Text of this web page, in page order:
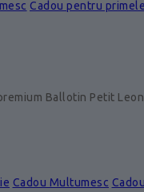
Cadou pentru
Ballotin Petit
Cadou Multumesc